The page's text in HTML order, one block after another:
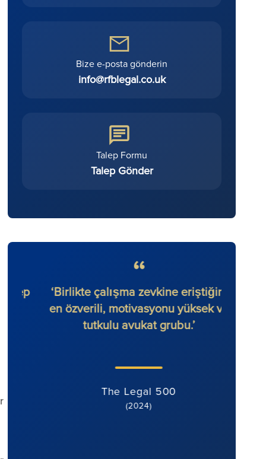
Bize e-posta gönderin
info@rfblegal.co.uk
Talep Formu
Talep Gönder
‘Birlikte çalışma zevkine eriştiğim
en özverili, motivasyonu yüksek ve
tutkulu avukat grubu.’
The Legal 500
(2024)